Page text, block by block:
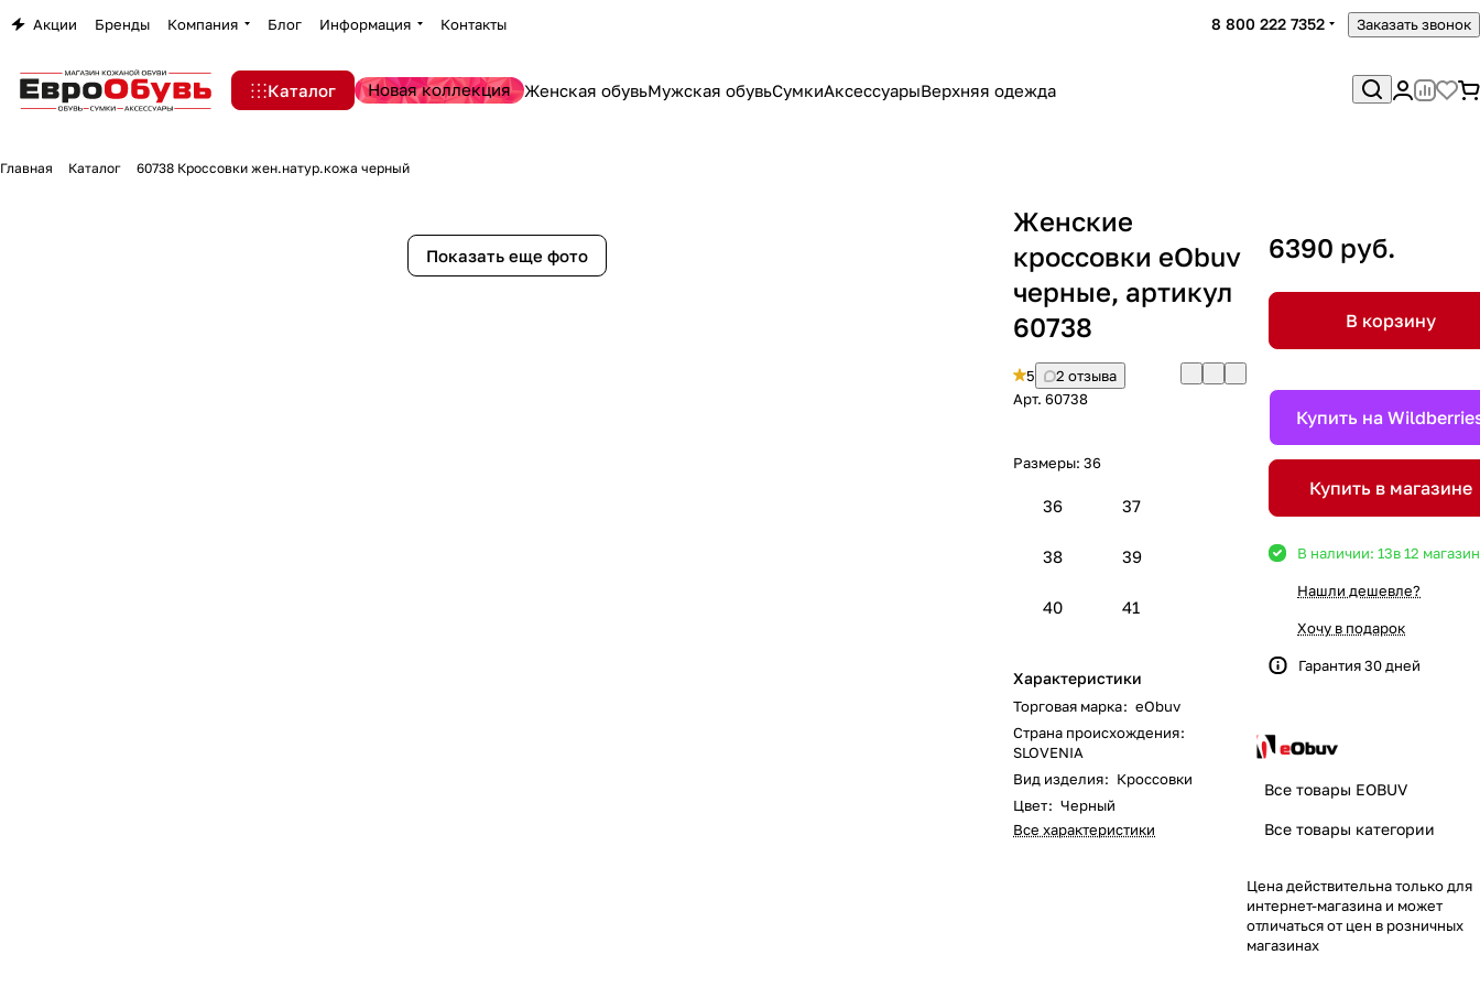
Акции Бренды Компания Блог Информация Контакты 8 800 222 7352 Заказать звонок
Каталог Новая коллекция Женская обувьМужская обувьСумкиАксессуарыВерхняя одежда
Главная Каталог 60738 Кроссовки жен.натур.кожа черный
Показать еще фото
Женские
кроссовки eObuv
черные, артикул
60738
5
2 отзыва
Арт. 60738
Размеры: 36
36 37
38 39
40 41
Характеристики
Торговая марка: eObuv
Страна происхождения:
SLOVENIA
Вид изделия: Кроссовки
Цвет: Черный
Все характеристики
6390 руб.
В корзину
Купить на
Купить в магазине
В наличии: 13в 12
Нашли дешевле?
Хочу в подарок
Гарантия 30 дней
Все товары EOBUV
Все товары категории
Цена действительна только для
интернет-магазина и может
отличаться от цен в розничных
магазинах